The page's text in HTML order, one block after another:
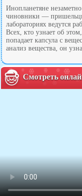
Инопланетяне
чиновники —
лабораториях ведутся
Всех, кто узнает об
попадает капсула с
анализ вещества, он
Смотреть